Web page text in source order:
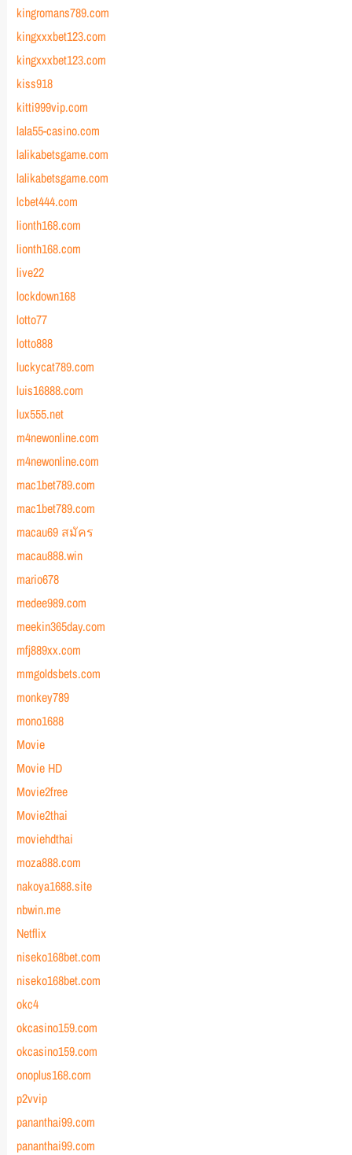
kingromans789.com
kingxxxbet123.com
kingxxxbet123.com
kiss918
kitti999vip.com
lala55-casino.com
lalikabetsgame.com
lalikabetsgame.com
lcbet444.com
lionth168.com
lionth168.com
live22
lockdown168
lotto77
lotto888
luckycat789.com
luis16888.com
lux555.net
m4newonline.com
m4newonline.com
mac1bet789.com
mac1bet789.com
macau69 สมัคร
macau888.win
mario678
medee989.com
meekin365day.com
mfj889xx.com
mmgoldsbets.com
monkey789
mono1688
Movie
Movie HD
Movie2free
Movie2thai
moviehdthai
moza888.com
nakoya1688.site
nbwin.me
Netflix
niseko168bet.com
niseko168bet.com
okc4
okcasino159.com
okcasino159.com
onoplus168.com
p2vvip
pananthai99.com
pananthai99.com